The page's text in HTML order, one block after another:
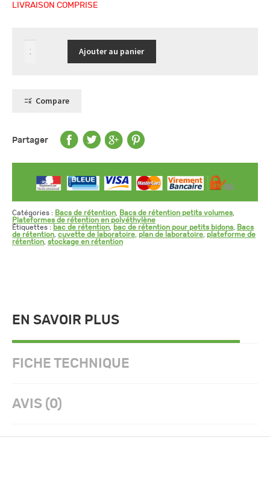
LIVRAISON COMPRISE
quantité
de
Ajouter au panier
Compare
Partager
Catégories : Bacs de rétention Bacs de rétention petits volumes
Plateformes de rétention en polyéthylène
Étiquettes : bac de rétention bac de rétention pour petits bidons
Bacs
de rétention cuvette de laboratoire plan de laboratoire plateforme de
rétention stockage en rétention
EN SAVOIR PLUS
FICHE TECHNIQUE
AVIS (0)